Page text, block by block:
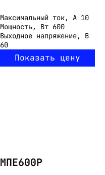
Максимальный ток, А 10
Мощность, Вт 600
Выходное напряжение, В
60
Показать цену
МПЕ600Р